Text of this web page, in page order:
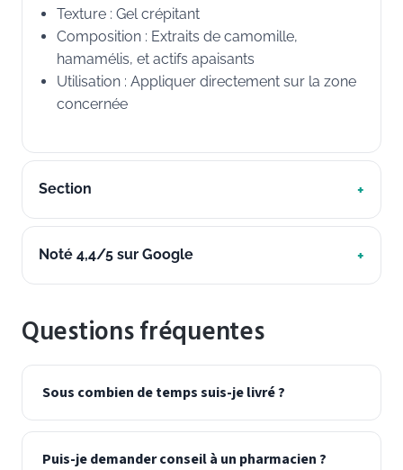
Texture : Gel crépitant
Composition : Extraits de camomille,
hamamélis, et actifs apaisants
Utilisation : Appliquer directement sur la zone
concernée
Section
Noté 4,4/5 sur Google
Questions fréquentes
Sous combien de temps suis-je livré ?
Puis-je demander conseil à un pharmacien ?